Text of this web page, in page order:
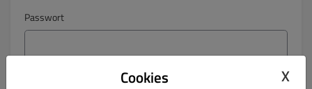
Passwort
Cookies X